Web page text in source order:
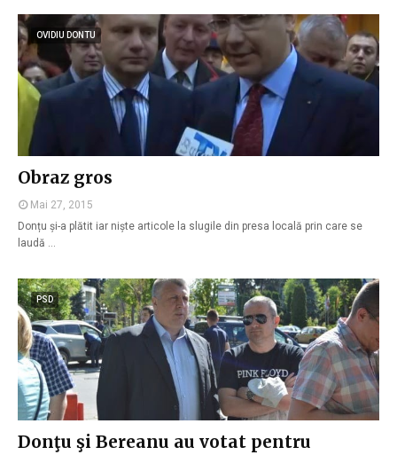
OVIDIU DONTU
Obraz gros
Mai 27, 2015
Donțu și-a plătit iar niște articole la slugile din presa locală prin care se
laudă …
PSD
Donţu şi Bereanu au votat pentru